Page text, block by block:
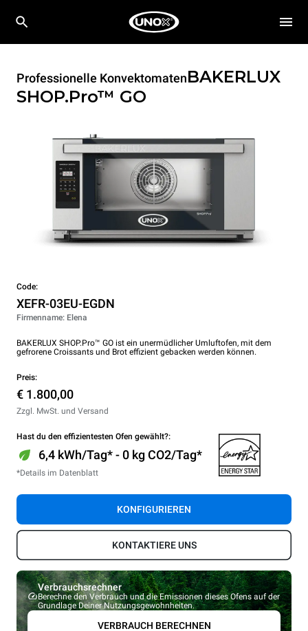
Professionelle KonvektomatenBAKERLUX
SHOP.Pro™ GO
Code:
XEFR-03EU-EGDN
Firmenname: Elena
BAKERLUX SHOP.Pro™ GO ist ein unermüdlicher Umluftofen, mit dem
gefrorene Croissants und Brot effizient gebacken werden können.
Preis:
€ 1.800,00
Zzgl. MwSt. und Versand
Hast du den effizientesten Ofen gewählt?:
6,4 kWh/Tag* - 0 kg CO2/Tag*
*Details im Datenblatt
KONFIGURIEREN
KONTAKTIERE UNS
Verbrauchsrechner
Berechne den Verbrauch und die Emissionen dieses Ofens auf der
Grundlage Deiner Nutzungsgewohnheiten.
VERBRAUCH BERECHNEN